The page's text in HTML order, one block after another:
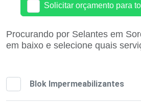
Solicitar orçamento para
Procurando por Selantes em
em baixo e selecione quais
Blok Impermeabilizantes